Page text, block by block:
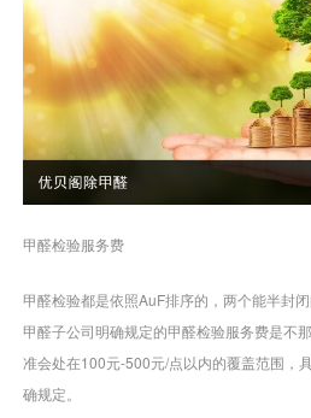
甲醛检验服务费
甲醛检验都是依照AuF排序的，两个能半封
甲醛子公司明确规定的甲醛检验服务费是不
准会处在100元-500元/点以内的覆盖范围，
确规定。